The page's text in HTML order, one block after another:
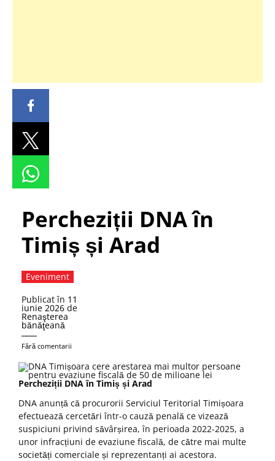
Percheziții DNA în
Timiș și Arad
Eveniment
Publicat în 11
iunie 2026 de
Renaşterea
bănăţeană
Fără comentarii
Percheziții DNA în Timiș și Arad
DNA anunță că procurorii Serviciul Teritorial Timișoara
efectuează cercetări într-o cauză penală ce vizează
suspiciuni privind săvârșirea, în perioada 2022-2025, a
unor infracțiuni de evaziune fiscală, de către mai multe
societăți comerciale și reprezentanți ai acestora.